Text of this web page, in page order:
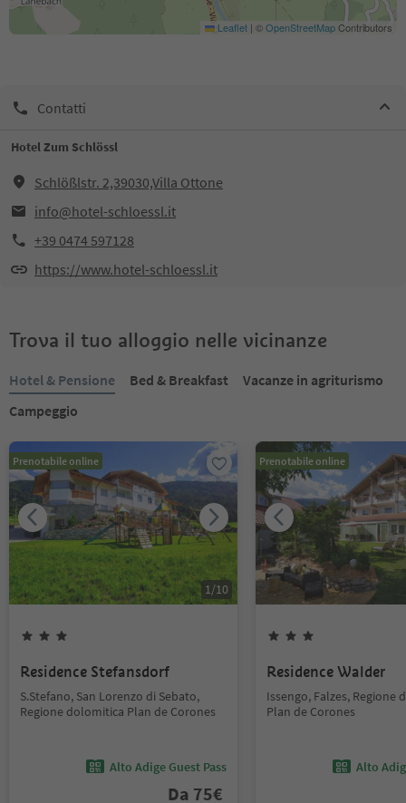
Leaflet | ©OpenStreetMapContributors
Contatti
Hotel Zum Schlössl
Schlößlstr. 2,39030,Villa Ottone
info@hotel-schloessl.it
+39 0474 597128
https://www.hotel-schloessl.it
Trova il tuo alloggio nelle vicinanze
Hotel & Pensione Bed & Breakfast
Vacanze in agriturismo
Campeggio
Prenotabile online
1/10
Residence Stefansdorf
S.Stefano, San Lorenzo di Sebato,
Regione dolomitica Plan de Corones
Alto Adige Guest Pass
Da 75€
Prenotabile online
Residence Walder
Issengo, Falzes, Regione
Plan de Corones
Alto